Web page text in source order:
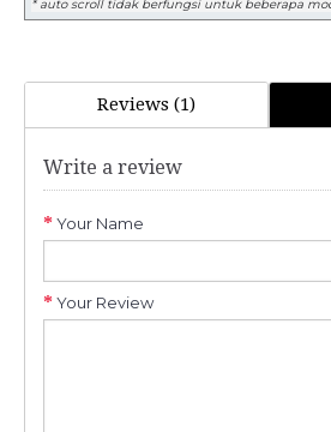
* auto scroll tidak berfungsi untuk beberapa
Reviews (1)
Write a review
Your Name
Your Review